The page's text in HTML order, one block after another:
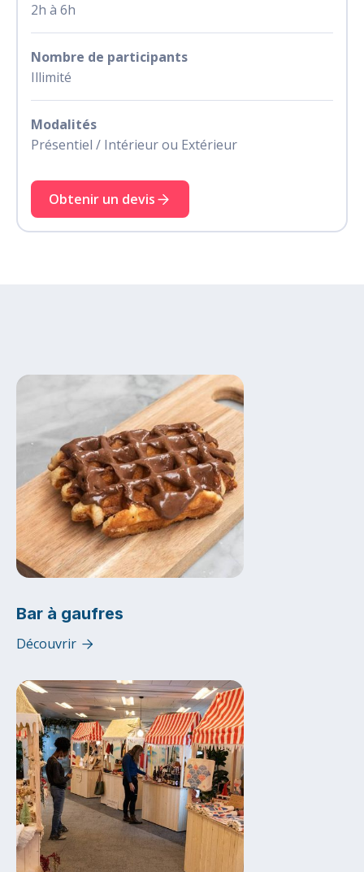
2h à 6h
Nombre de participants
Illimité
Modalités
Présentiel / Intérieur ou Extérieur
Obtenir un devis
Bar à gaufres
Découvrir 